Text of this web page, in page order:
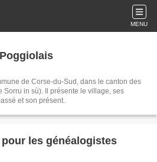
MENU
de Corse-du-Sud, dans le canton des
Sorru in sù). Il présente le village, ses
et son présent.
les généalogistes